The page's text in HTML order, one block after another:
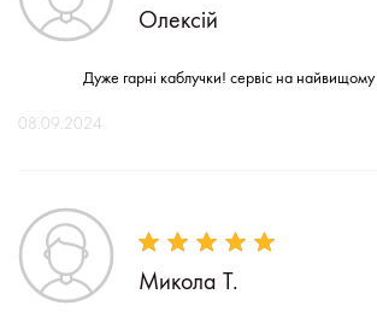
Олексій
Дуже гарні каблучки! сервіс на найвищому
08.09.2024
Микола Т.